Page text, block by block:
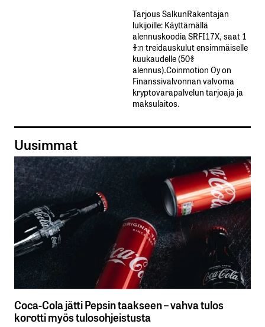
Tarjous SalkunRakentajan
lukijoille: Käyttämällä​ ​
alennuskoodia​ ​SRFI17X,​ ​saat​ ​1
%:n treidauskulut​ ​ensimmäiselle​ ​
kuukaudelle​ ​(50%​ ​
alennus).Coinmotion Oy on
Finanssivalvonnan valvoma
kryptovarapalvelun tarjoaja ja
maksulaitos.
Uusimmat
Coca-Cola jätti Pepsin taakseen – vahva tulos
korotti myös tulosohjeistusta